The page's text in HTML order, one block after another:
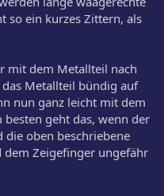
so ein kurzes Zittern, als
mit dem Metallteil nach
das Metallteil bündig auf
nun ganz leicht mit dem
geht das, wenn der
die oben beschriebene
dem Zeigefinger ungefähr